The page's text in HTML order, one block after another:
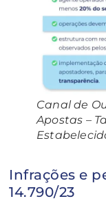
Canal de
Apostas –
Infrações e
14.790/23